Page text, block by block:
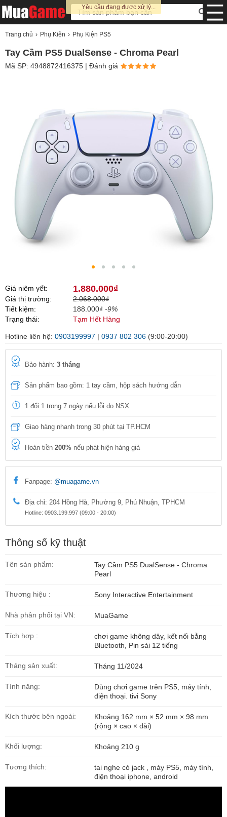
Trang chủ Phụ Kiện Phụ Kiện PS5
Tay Cầm PS5 DualSense - Chroma Pearl
Mã SP: 4948872416375 | Đánh giá
Giá niêm yết: 1.880.000₫
Giá thị trường:
2.068.000₫
Tiết kiệm:
188.000₫ -9%
Trạng thái:
Tạm Hết Hàng
Hotline liên hệ: 0903199997 | 0937 802 306 (9:00-20:00)
Bảo hành: 3 tháng
Sản phẩm bao gồm: 1 tay cầm, hộp sách hướng dẫn
1 đổi 1 trong 7 ngày nếu lỗi do NSX
Giao hàng nhanh trong 30 phút tại TP.HCM
Hoàn tiền 200% nếu phát hiện hàng giả
Fanpage: @muagame.vn
Địa chỉ: 204 Hồng Hà, Phường 9, Phú Nhuận, TPHCM
Hotline: 0903.199.997 (09:00 - 20:00)
Thông số kỹ thuật
Tên sản phẩm:
Tay Cầm PS5 DualSense - Chroma
Pearl
Thương hiệu : Sony Interactive Entertainment
Nhà phân phối tại VN: MuaGame
Tích hợp :
chơi game không dây, kết nối bằng
Bluetooth, Pin sài 12 tiếng
Tháng sản xuất: Tháng 11/2024
Tính năng:
Dùng chơi game trên PS5, máy tính,
điện thoại. tivi Sony
Kích thước bên ngoài:
Khoảng 162 mm × 52 mm × 98 mm
(rộng × cao × dài)
Khối lượng: Khoảng 210 g
Tương thích:
tai nghe có jack , máy PS5, máy tính,
điện thoại iphone, android
Yêu cầu đang được xử lý...